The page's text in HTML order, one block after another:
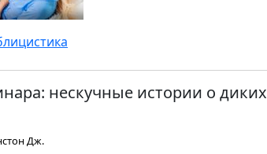
нескучные истории о диких
Дж.